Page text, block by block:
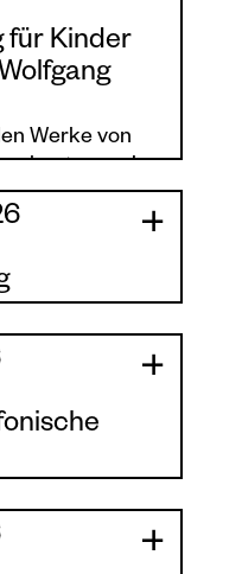
für Kinder
Werke von
bestaunen!
wir die
|
|
Schwind,
Mattheuer -|
|
|
|